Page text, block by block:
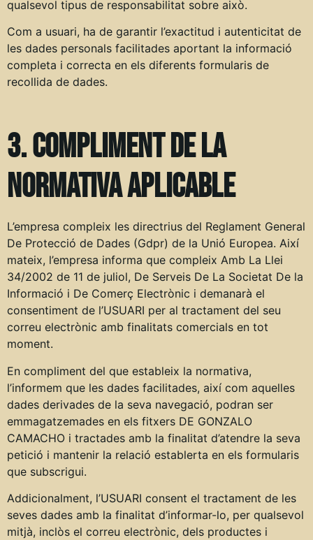
qualsevol tipus de responsabilitat sobre això.
Com a usuari, ha de garantir l’exactitud i autenticitat de
les dades personals facilitades aportant la informació
completa i correcta en els diferents formularis de
recollida de dades.
3. Compliment de la
normativa aplicable
L’empresa compleix les directrius del Reglament General
De Protecció de Dades (Gdpr) de la Unió Europea. Així
mateix, l’empresa informa que compleix Amb La Llei
34/2002 de 11 de juliol, De Serveis De La Societat De la
Informació i De Comerç Electrònic i demanarà el
consentiment de l’USUARI per al tractament del seu
correu electrònic amb finalitats comercials en tot
moment.
En compliment del que estableix la normativa,
l’informem que les dades facilitades, així com aquelles
dades derivades de la seva navegació, podran ser
emmagatzemades en els fitxers DE GONZALO
CAMACHO i tractades amb la finalitat d’atendre la seva
petició i mantenir la relació establerta en els formularis
que subscrigui.
Addicionalment, l’USUARI consent el tractament de les
seves dades amb la finalitat d’informar-lo, per qualsevol
mitjà, inclòs el correu electrònic, dels productes i